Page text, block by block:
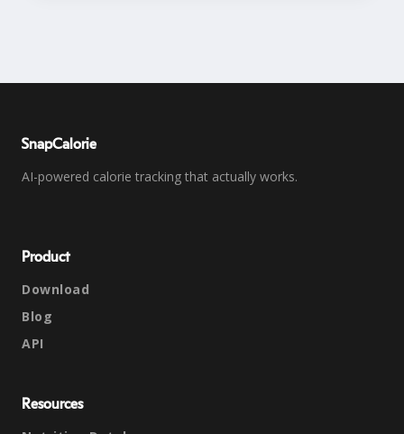
SnapCalorie
AI-powered calorie tracking that actually works.
Product
Download
Blog
API
Resources